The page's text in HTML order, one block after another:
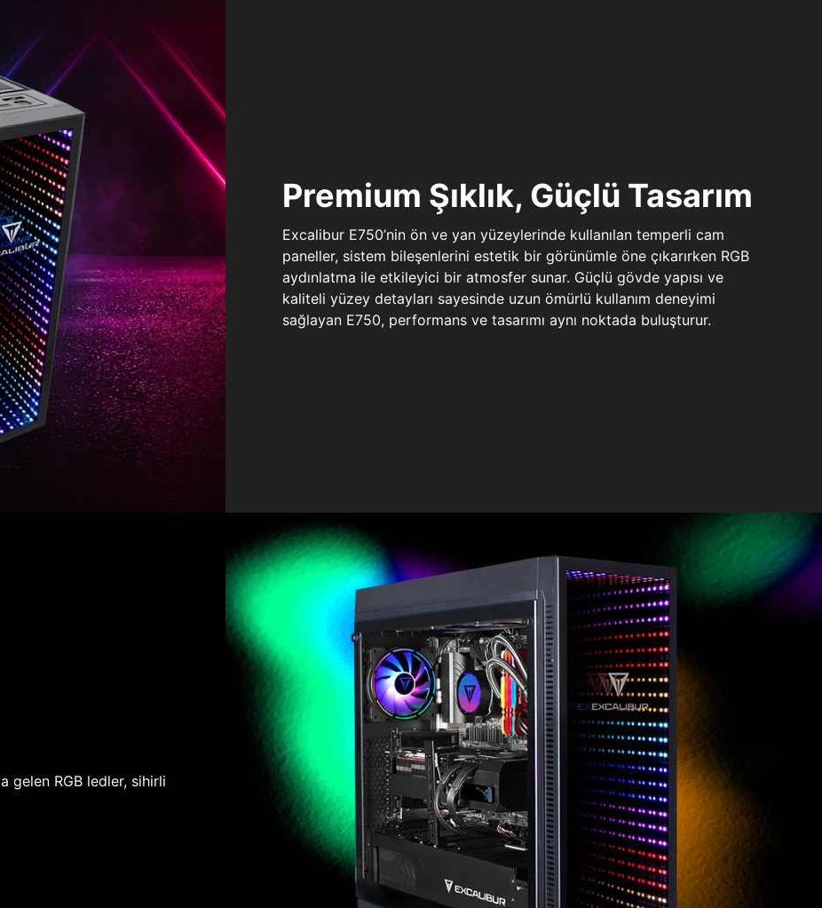
Premium Şıklık, Güçlü Tasarım
Excalibur E750’nin ön ve yan yüzeylerinde kullanılan temperli cam
paneller, sistem bileşenlerini estetik bir görünümle öne çıkarırken RGB
aydınlatma ile etkileyici bir atmosfer sunar. Güçlü gövde yapısı ve
kaliteli yüzey detayları sayesinde uzun ömürlü kullanım deneyimi
sağlayan E750, performans ve tasarımı aynı noktada buluşturur.
gelen RGB ledler, sihirli